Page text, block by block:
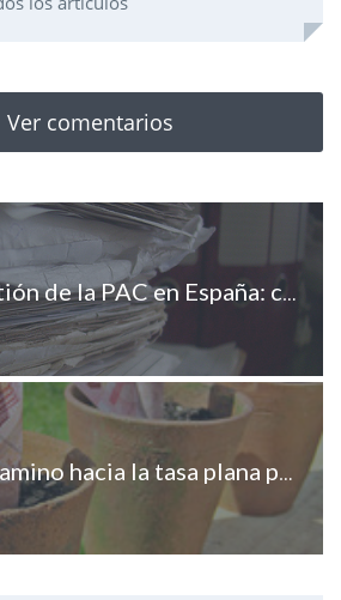
Ver comentarios
El reto de gestión de la PAC en España: cribar el número de expedientes
El imparable camino hacia la tasa plana por hectárea